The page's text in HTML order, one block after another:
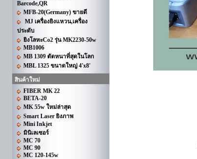
Barcode,QR
MFB-20(Germany) ขายดี
MJ เครื่องยิงแหวน,เครื่อง
ประดับ
ยิงโลหะCo2 รุ่น MK2230-50w
MB1006
MB 1309 ตัดหนาที่สุดในโลก
MBL 1325 ขนาดใหญ่ 4'x8'
สินค้าใหม่
FIBER MK 22
BETA-20
MK 55w ใหม่ล่าสุด
Smart Laser ยิงภาพ
Mini Inkjet
มินิเลเซอร์
MC 70
MC 90
MC 120-145w